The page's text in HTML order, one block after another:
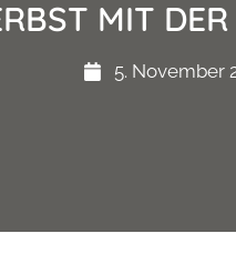
MIT
5. November